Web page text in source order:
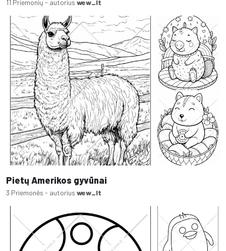
11 Priemonių - autorius wew_lt
Pietų Amerikos gyvūnai
3 Priemonės - autorius wew_lt